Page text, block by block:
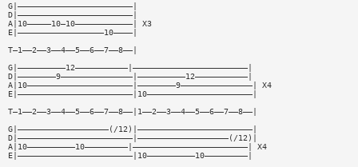
G|————————————————————————|
D|————————————————————————|
A|10—————10—10————————————| X3
E|——————————————————10————|
T—1——2——3——4——5——6——7——8——|
G|——————————12———————————|————————————————————————|
D|————————9———————————————|——————————12———————————|
A|10——————————————————————|————————9———————————————| X4
E|————————————————————————|10——————————————————————|
T—1——2——3——4——5——6——7——8——|1——2——3——4——5——6——7——8——|
G|———————————————————(/12)|————————————————————————|
D|————————————————————————|———————————————————(/12)|
A|10——————————10—————————|————————————————————————| X4
E|————————————————————————|10——————————10—————————|